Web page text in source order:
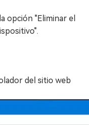
opción "Eliminar el
del sitio web